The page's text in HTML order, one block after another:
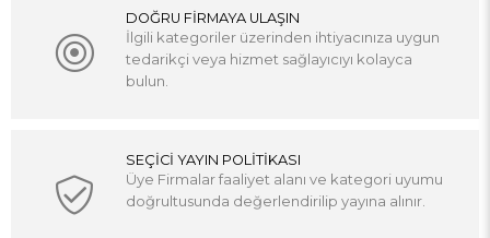
DOĞRU FİRMAYA ULAŞIN
İlgili kategoriler üzerinden ihtiyacınıza uygun
tedarikçi veya hizmet sağlayıcıyı kolayca
bulun.
SEÇİCİ YAYIN POLİTİKASI
Üye Firmalar faaliyet alanı ve kategori uyumu
doğrultusunda değerlendirilip yayına alınır.